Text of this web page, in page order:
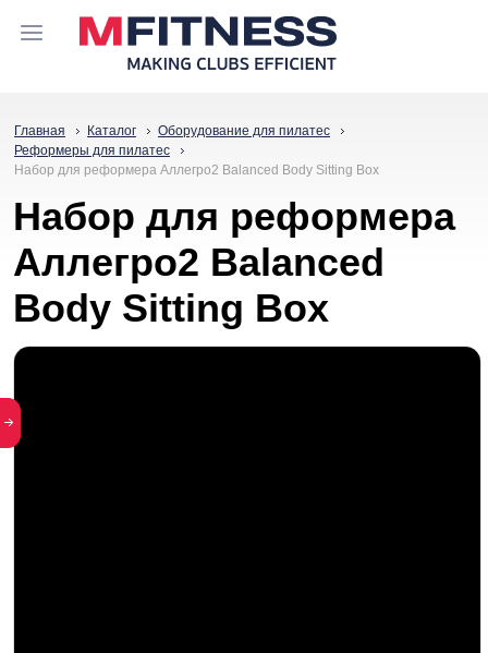
Главная Каталог
Оборудование для пилатес
Реформеры для пилатес
Набор для реформера Аллегро2 Balanced Body Sitting Box
Набор для реформера
Аллегро2 Balanced
Body Sitting Box